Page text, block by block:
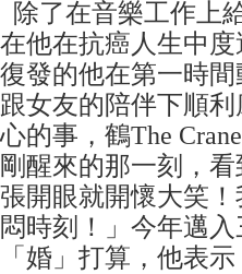
除了在音樂工作上
在他在抗癌人生中
復發的他在第一時
跟女友的陪伴下順
心的事，鶴The
剛醒來的那一刻，
張開眼就開懷大笑
悶時刻！」今年邁
「婚」打算，他表